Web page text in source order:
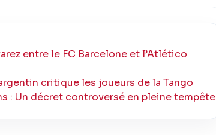
entre le FC Barcelone et l’Atlético
critique les joueurs de la Tango
: Un décret controversé en pleine tempête